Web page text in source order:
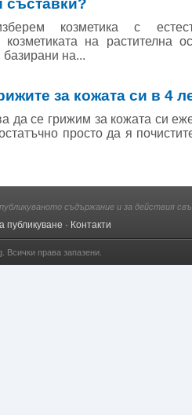
козметика с
козметиката на растителна
базирани на...
за кожата си в 4
да се грижим за кожата си
просто да я
съдържание и за действия
публикуване · Контакти
. Всички права запазени.